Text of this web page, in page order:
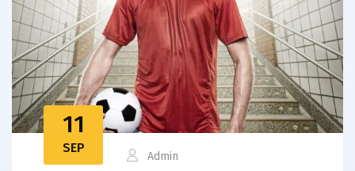
11
SEP
Admin